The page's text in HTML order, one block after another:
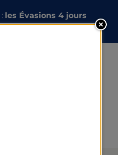
les Évasions 4 jours